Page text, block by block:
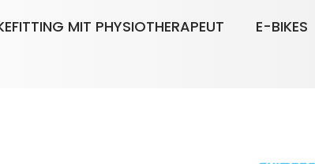
MIT PHYSIOTHERAPEUT E-BIKES